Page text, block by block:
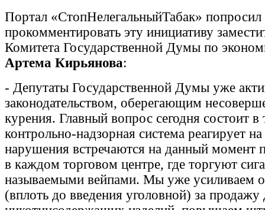
Портал «СтопНелегальныйТабак» попросил
прокомментировать эту инициативу
Комитета Государственной Думы по
Артема Кирьянова:
- Депутаты Государственной Думы уже
законодательством, оберегающим
курения. Главный вопрос сегодня состоит в
контрольно-надзорная система реагирует
нарушения встречаются на данный момент
в каждом торговом центре, где торгуют
называемыми вейпами. Мы уже усиливаем
(вплоть до введения уголовной) за